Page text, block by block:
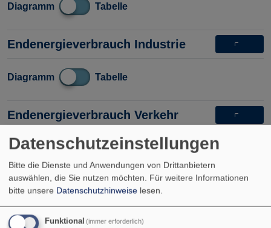
Diagramm Tabelle
Endenergieverbrauch Industrie
Diagramm Tabelle
Endenergieverbrauch Verkehr
Diagramm Tabelle
Endenergieverbrauch Haushalte
Diagramm Tabelle
Datenschutzeinstellungen
Bitte die Dienste und Anwendungen von Drittanbietern
auswählen, die Sie nutzen möchten. Für weitere Informationen
bitte unsere Datenschutzhinweise lesen.
Funktional (immer erforderlich)